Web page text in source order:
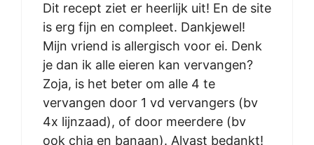
Dit recept ziet er heerlijk uit! En de site
is erg fijn en compleet. Dankjewel!
Mijn vriend is allergisch voor ei. Denk
je dan ik alle eieren kan vervangen?
Zoja, is het beter om alle 4 te
vervangen door 1 vd vervangers (bv
4x lijnzaad), of door meerdere (bv
ook chia en banaan). Alvast bedankt!